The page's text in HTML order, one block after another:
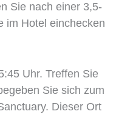
Sie nach einer 3,5-
im Hotel einchecken
Uhr. Treffen Sie
Sie sich zum
Dieser Ort